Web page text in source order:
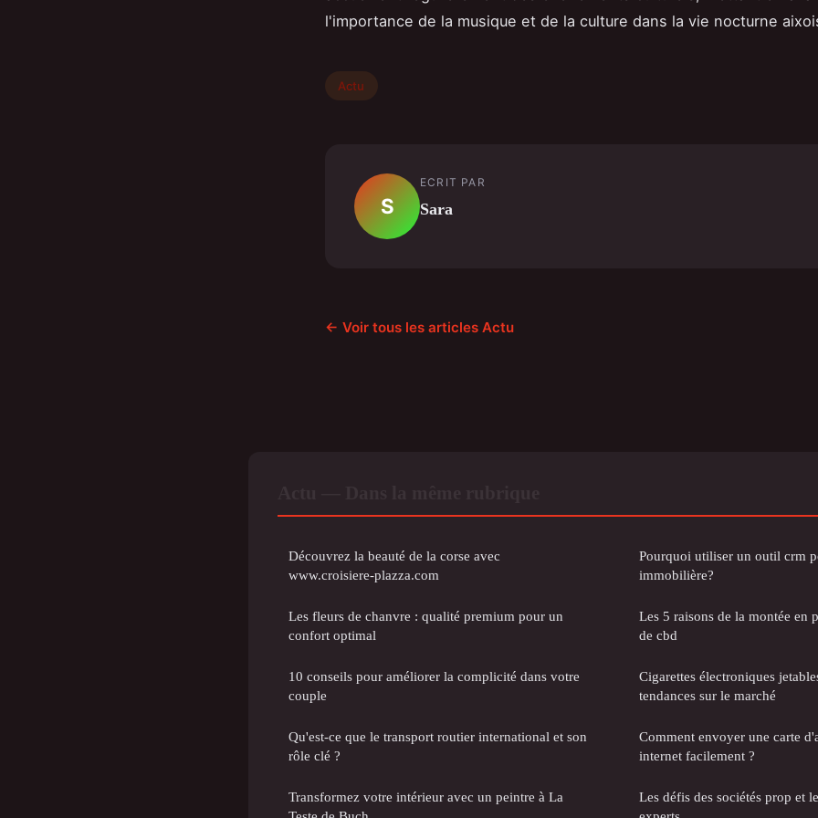
l'importance de la musique et de la culture dans la vie nocturne
Actu
S
ECRIT PAR
Sara
← Voir tous les articles Actu
Découvrez la beauté de la corse avec
www.croisiere-plazza.com
Les fleurs de chanvre : qualité premium pour un
confort optimal
10 conseils pour améliorer la complicité dans votre
couple
Qu'est-ce que le transport routier international et son
rôle clé ?
Transformez votre intérieur avec un peintre à La
Pourquoi utiliser un outil crm
immobilière?
Les 5 raisons de la montée en
de cbd
Cigarettes électroniques
tendances sur le marché
Comment envoyer une carte
internet facilement ?
Les défis des sociétés prop et